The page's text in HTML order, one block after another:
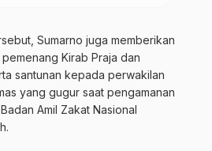
Sumarno juga memberikan
Kirab Praja dan
santunan kepada perwakilan
yang gugur saat pengamanan
Amil Zakat Nasional